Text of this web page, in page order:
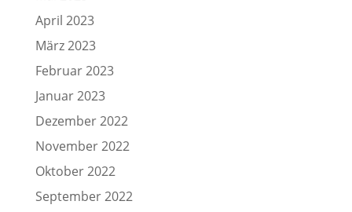
April 2023
März 2023
Februar 2023
Januar 2023
Dezember 2022
November 2022
Oktober 2022
September 2022